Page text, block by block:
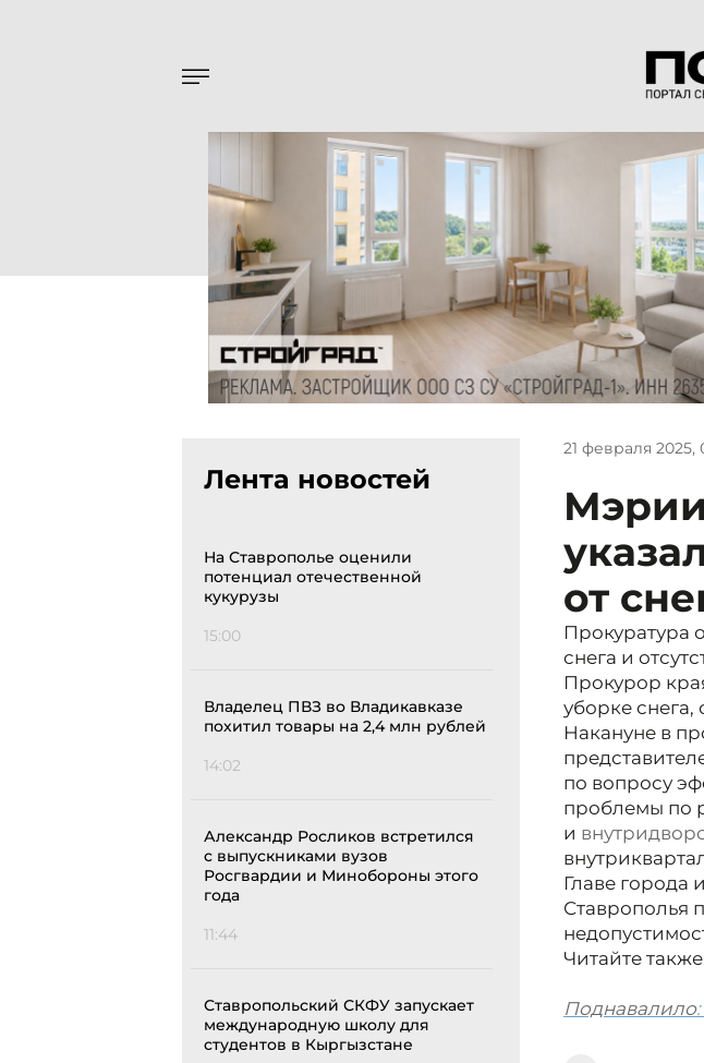
Лента новостей
На Ставрополье оценили
потенциал отечественной
кукурузы
15:00
Владелец ПВЗ во Владикавказе
похитил товары на 2,4 млн рублей
14:02
Александр Росликов встретился
с выпускниками вузов
Росгвардии и Минобороны этого
года
11:44
Ставропольский СКФУ запускает
международную школу для
студентов в Кыргызстане
21 февраля 2025,
от
Прокуратура
снега и
Прокурор
уборке
Накануне в
по вопросу
проблемы по
и
Главе города
Ставрополья
Читайте
Поднавалило